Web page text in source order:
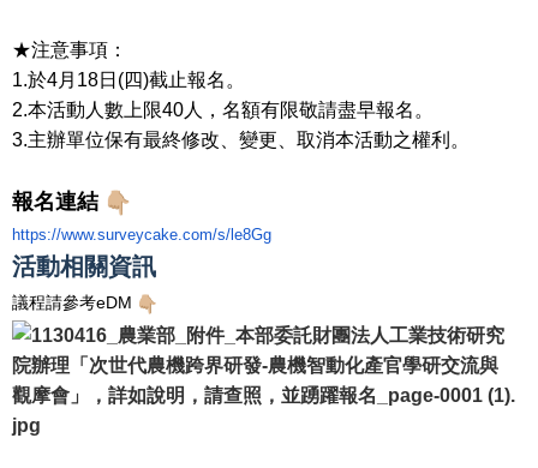
★注意事項：
1.於4月18日(四)截止報名。
2.本活動人數上限40人，名額有限敬請盡早報名。
3.主辦單位保有最終修改、變更、取消本活動之權利。
報名連結
https://www.surveycake.com/s/ le8Gg
活動相關資訊
議程請參考eDM